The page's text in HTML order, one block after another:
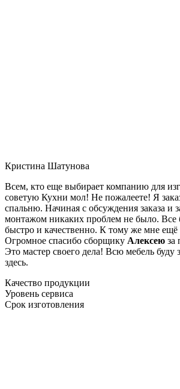
Кристина Шатунова
Всем, кто еще выбирает компанию для
советую Кухни мол! Не пожалеете! Я
спальню. Начиная с обсуждения заказа и
монтажом никаких проблем не было. Все
быстро и качественно. К тому же мне ещё
Огромное спасибо сборщику Алексею за
Это мастер своего дела! Всю мебель буду
здесь.
Качество продукции
Уровень сервиса
Срок изготовления